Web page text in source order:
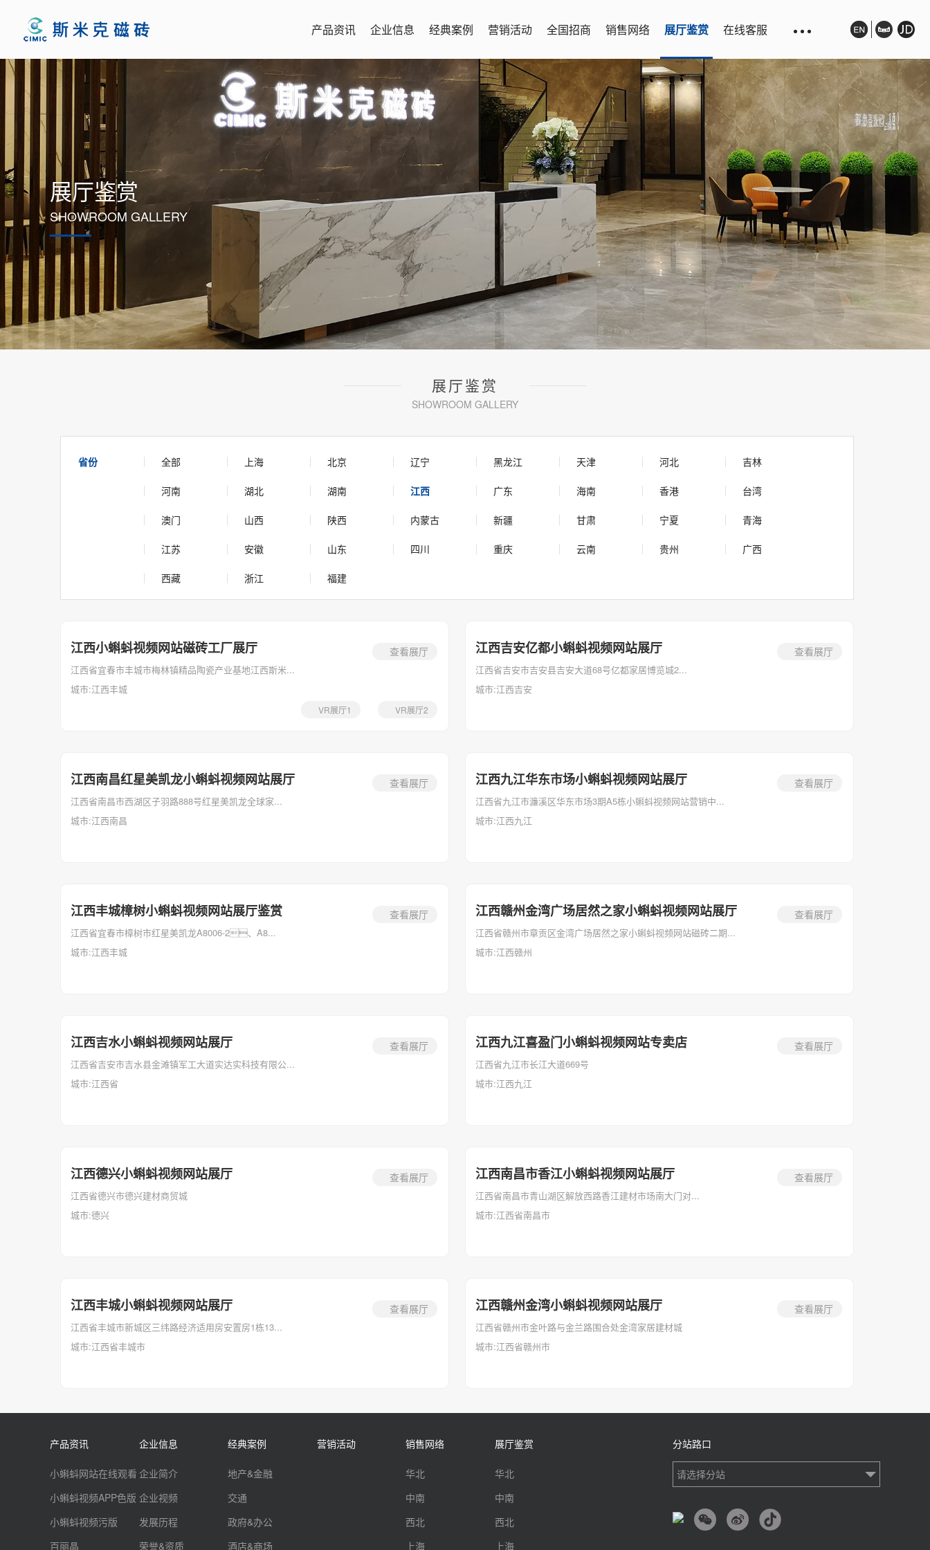
产品资讯 企业信息 经典案例 营销活动 全国招商 销售网络 展厅鉴赏 在线客服
展厅鉴赏
SHOWROOM GALLERY
展厅鉴赏
SHOWROOM GALLERY
省份 全部 上海 北京 辽宁 黑龙江 天津 河北 吉林
河南 湖北 湖南 江西 广东 海南 香港 台湾
澳门 山西 陕西 内蒙古 新疆 甘肃 宁夏 青海
江苏 安徽 山东 四川 重庆 云南 贵州 广西
西藏 浙江 福建
江西小蝌蚪视频网站磁砖工厂展厅
江西省宜春市丰城市梅林镇精品陶瓷产业基地江西斯米...
城市:江西丰城
查看展厅
VR展厅1 VR展厅2
江西吉安亿都小蝌蚪视频网站展厅
江西省吉安市吉安县吉安大道68号亿都家居博览城2...
城市:江西吉安
查看展厅
江西南昌红星美凯龙小蝌蚪视频网站展厅
江西省南昌市西湖区子羽路888号红星美凯龙全球家...
城市:江西南昌
查看展厅 江西九江华东市场小蝌蚪视频网站展厅
江西省九江市濂溪区华东市场3期A5栋小蝌蚪视频网站营销中...
城市:江西九江
查看展厅
江西丰城樟树小蝌蚪视频网站展厅鉴赏
江西省宜春市樟树市红星美凯龙A8006-2、A8...
城市:江西丰城
查看展厅 江西赣州金湾广场居然之家小蝌蚪视频网站展厅
江西省赣州市章贡区金湾广场居然之家小蝌蚪视频网站磁砖二期...
城市:江西赣州
查看展厅
江西吉水小蝌蚪视频网站展厅
江西省吉安市吉水县金滩镇军工大道实达实科技有限公...
城市:江西省
查看展厅 江西九江喜盈门小蝌蚪视频网站专卖店
江西省九江市长江大道669号
城市:江西九江
查看展厅
江西德兴小蝌蚪视频网站展厅
江西省德兴市德兴建材商贸城
城市:德兴
查看展厅 江西南昌市香江小蝌蚪视频网站展厅
江西省南昌市青山湖区解放西路香江建材市场南大门对...
城市:江西省南昌市
查看展厅
江西丰城小蝌蚪视频网站展厅
江西省丰城市新城区三纬路经济适用房安置房1栋13...
城市:江西省丰城市
查看展厅 江西赣州金湾小蝌蚪视频网站展厅
江西省赣州市金叶路与金兰路围合处金湾家居建材城
城市:江西省赣州市
查看展厅
产品资讯
小蝌蚪网站在线观看
小蝌蚪视频APP色版
小蝌蚪视频污版
百丽晶
企业信息
企业简介
企业视频
发展历程
荣誉&资质
经典案例
地产&金融
交通
政府&办公
酒店&商场
营销活动 销售网络
华北
中南
西北
上海
展厅鉴赏
华北
中南
西北
上海
分站路口
请选择分站